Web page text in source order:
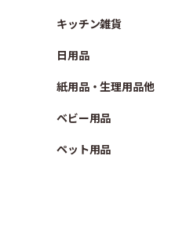
キッチン雑貨
日用品
紙用品・生理用品他
ベビー用品
ペット用品